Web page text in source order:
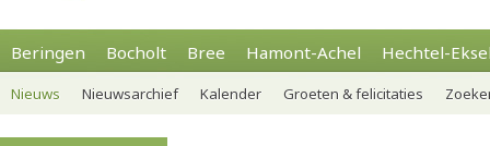
Beringen Bocholt Bree Hamont-Achel Hechtel-
Nieuws Nieuwsarchief Kalender Groeten & felicitaties